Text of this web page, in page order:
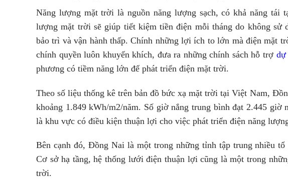
Năng lượng mặt trời là nguồn năng lượng sạch, có khả năng tái
lượng mặt trời sẽ giúp tiết kiệm tiền điện mỗi tháng do không
bảo trì và vận hành thấp. Chính những lợi ích to lớn mà điện mặt
chính quyền luôn khuyến khích, đưa ra những chính sách hỗ trợ dự
phương có tiềm năng lớn để phát triển điện mặt trời.
Theo số liệu thống kê trên bản đồ bức xạ mặt trời tại Việt Nam,
khoảng 1.849 kWh/m2/năm. Số giờ nắng trung bình đạt 2.445
là khu vực có điều kiện thuận lợi cho việc phát triển điện năng
Bên cạnh đó, Đồng Nai là một trong những tỉnh tập trung nhiều
Cơ sở hạ tầng, hệ thống lưới điện thuận lợi cũng là một trong
trời.